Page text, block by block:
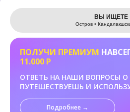
ВЫ ИЩЕТЕ
Остров •
ПОЛУЧИ ПРЕМИУМ
11.000 Р
ОТВЕТЬ НА НАШИ ВОПРОСЫ
ПУТЕШЕСТВУЕШЬ И
Подробнее →